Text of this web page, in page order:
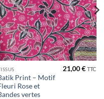
Print – Motif
Rose et
vertes
21,00€ TTC